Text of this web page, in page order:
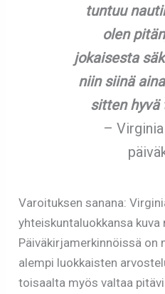
tuntuu
olen
jokaisesta
niin siinä
sitten hyvä
–
Varoituksen sanana:
yhteiskuntaluokkansa kuva
Päiväkirjamerkinnöissä on
alempi luokkaisten
toisaalta myös valtaa